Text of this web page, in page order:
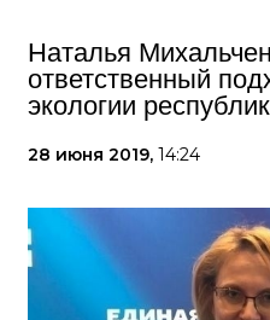
Наталья
ответственный
экологии
28 июня 2019, 14:24